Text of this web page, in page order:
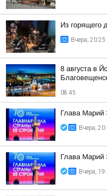
Из горящего
Вчера, 20:25
8 августа в
08:45
Глава Марий
Вчера,
Глава Марий
Вчера,